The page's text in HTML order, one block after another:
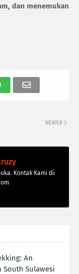
dan menemukan
NEWER
Kontak Kami di:
An
Sulawesi